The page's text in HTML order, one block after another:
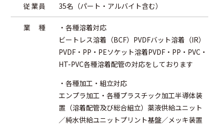
従業員 35名（パート・アルバイト含む）
業 種
・各種溶着対応
ビートレス溶着（BCF）PVDFバット溶着（IR）
PVDF・PP・PEソケット溶着PVDF・PP・PVC・
HT-PVC各種溶着配管の対応をしております
・各種加工・組立対応
エンプラ加工・各種プラスチック加工半導体装
置（溶着配管及び総合組立）薬液供給ユニット
／純水供給ユニットプリント基盤／メッキ装置